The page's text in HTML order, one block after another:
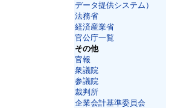
データ提供システム）
法務省
経済産業省
官公庁一覧
その他
官報
衆議院
参議院
裁判所
企業会計基準委員会